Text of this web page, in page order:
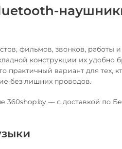
фильмов, звонков, работы и
конструкции их удобно
практичный вариант для тех,
без лишних проводов.
360shop.by — с доставкой по